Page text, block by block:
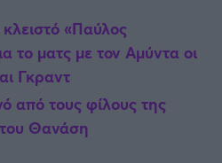
«Παύλος
το ματς με τον Αμύντα οι
Γκραντ
από τους φίλους της
Θανάση